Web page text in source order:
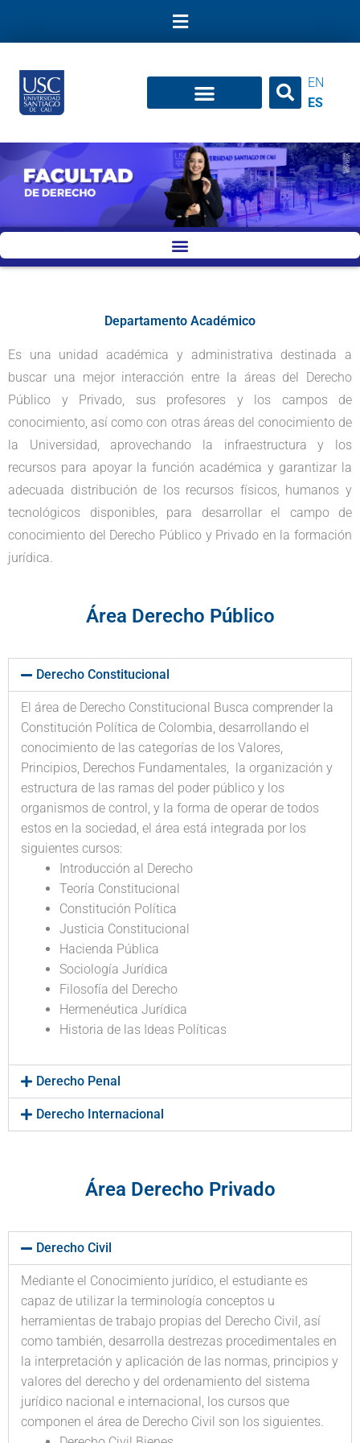
EN
ES
Departamento Académico
Es una unidad académica y administrativa destinada a
buscar una mejor interacción entre la áreas del Derecho
Público y Privado, sus profesores y los campos de
conocimiento, así como con otras áreas del conocimiento de
la Universidad, aprovechando la infraestructura y los
recursos para apoyar la función académica y garantizar la
adecuada distribución de los recursos físicos, humanos y
tecnológicos disponibles, para desarrollar el campo de
conocimiento del Derecho Público y Privado en la formación
jurídica.
Área Derecho Público
Derecho Constitucional
El área de Derecho Constitucional Busca comprender la
Constitución Política de Colombia, desarrollando el
conocimiento de las categorías de los Valores,
Principios, Derechos Fundamentales, la organización y
estructura de las ramas del poder público y los
organismos de control, y la forma de operar de todos
estos en la sociedad, el área está integrada por los
siguientes cursos:
Introducción al Derecho
Teoría Constitucional
Constitución Política
Justicia Constitucional
Hacienda Pública
Sociología Jurídica
Filosofía del Derecho
Hermenéutica Jurídica
Historia de las Ideas Políticas
Derecho Penal
Derecho Internacional
Área Derecho Privado
Derecho Civil
Mediante el Conocimiento jurídico, el estudiante es
capaz de utilizar la terminología conceptos u
herramientas de trabajo propias del Derecho Civil, así
como también, desarrolla destrezas procedimentales en
la interpretación y aplicación de las normas, principios y
valores del derecho y del ordenamiento del sistema
jurídico nacional e internacional, los cursos que
componen el área de Derecho Civil son los siguientes.